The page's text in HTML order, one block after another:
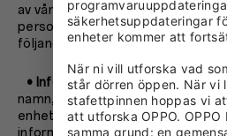
av våra tjänster, särskilt när du
personuppgifter som vi kan
följande:
• Information om enheten:Detta
namn, enhetsmodell, region och
enhetens identifikationsnummer
information om enhetens
säkerhetsuppdateringar
enheter kommer att
När ni vill utforska vad
står dörren öppen. När vi
stafettpinnen hoppas vi
att utforska OPPO. OPPO
samma grund: en